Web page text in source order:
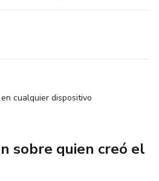
cualquier dispositivo
sobre quien creó el